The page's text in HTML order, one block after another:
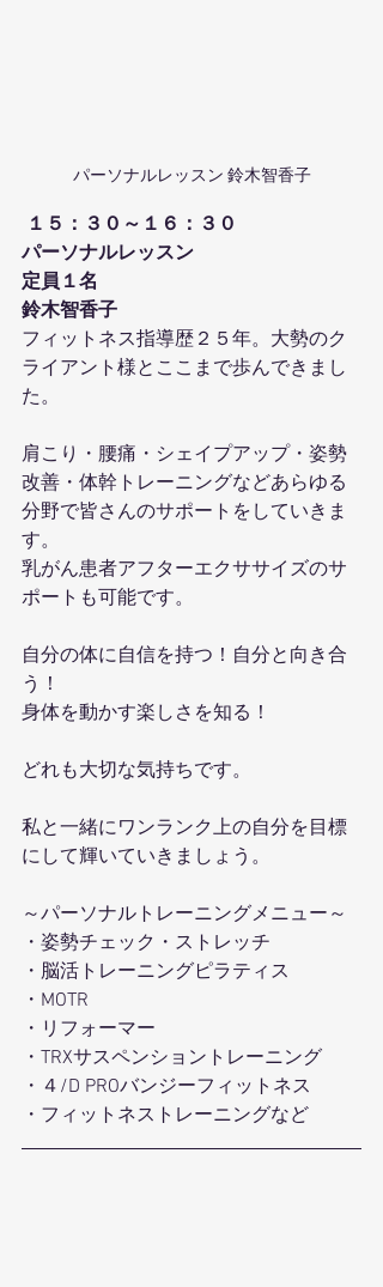
パーソナルレッスン 鈴木智香子
１５：３０～１６：３０
パーソナルレッスン
定員１名
鈴木智香子
フィットネス指導歴２５年。大勢のク
ライアント様とここまで歩んできまし
た。
肩こり・腰痛・シェイプアップ・姿勢
改善・体幹トレーニングなどあらゆる
分野で皆さんのサポートをしていきま
す。
乳がん患者アフターエクササイズのサ
ポートも可能です。
自分の体に自信を持つ！自分と向き合
う！
身体を動かす楽しさを知る！
どれも大切な気持ちです。
私と一緒にワンランク上の自分を目標
にして輝いていきましょう。
～パーソナルトレーニングメニュー～
・姿勢チェック・ストレッチ
・脳活トレーニングピラティス
・MOTR
・リフォーマー
・TRXサスペンショントレーニング
・４/D PROバンジーフィットネス
・フィットネストレーニングなど